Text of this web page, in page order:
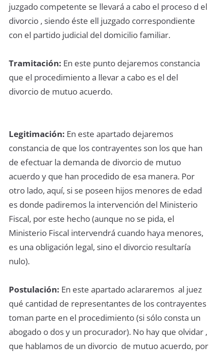
juzgado competente se llevará a cabo el proceso d el
divorcio , siendo éste ell juzgado correspondiente
con el partido judicial del domicilio familiar.
Tramitación: En este punto dejaremos constancia
que el procedimiento a llevar a cabo es el del
divorcio de mutuo acuerdo.
Legitimación: En este apartado dejaremos
constancia de que los contrayentes son los que han
de efectuar la demanda de divorcio de mutuo
acuerdo y que han procedido de esa manera. Por
otro lado, aquí, si se poseen hijos menores de edad
es donde padiremos la intervención del Ministerio
Fiscal, por este hecho (aunque no se pida, el
Ministerio Fiscal intervendrá cuando haya menores,
es una obligación legal, sino el divorcio resultaría
nulo).
Postulación: En este apartado aclararemos al juez
qué cantidad de representantes de los contrayentes
toman parte en el procedimiento (si sólo consta un
abogado o dos y un procurador). No hay que olvidar ,
que hablamos de un divorcio de mutuo acuerdo, por